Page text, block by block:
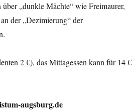
„dunkle Mächte“ wie Freimaurer,
der „Dezimierung“ der
2 €), das Mittagessen kann für 14 €
augsburg.de